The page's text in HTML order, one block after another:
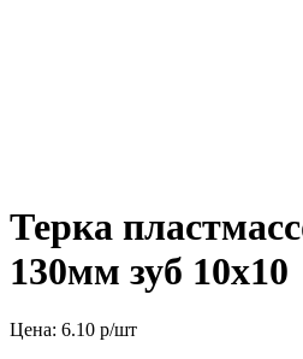
Терка
130мм зуб 10х10
Цена: 6.10 р/шт